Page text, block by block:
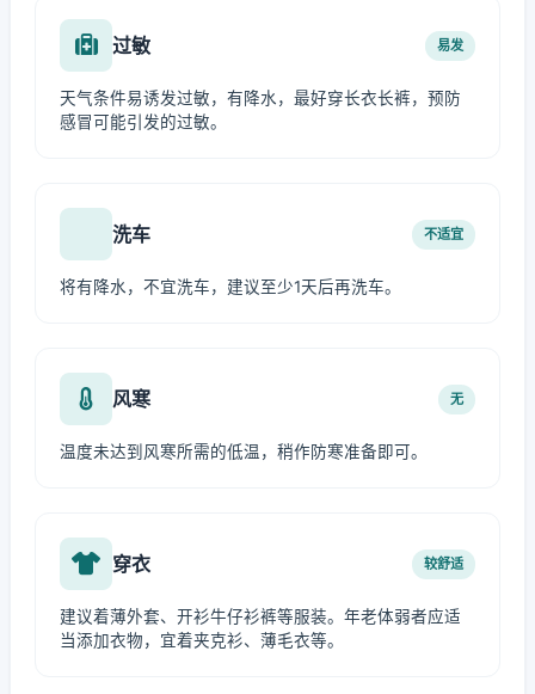
过敏 易发
天气条件易诱发过敏，有降水，最好穿长衣长裤，预防
感冒可能引发的过敏。
洗车 不适宜
将有降水，不宜洗车，建议至少1天后再洗车。
风寒 无
温度未达到风寒所需的低温，稍作防寒准备即可。
穿衣 较舒适
建议着薄外套、开衫牛仔衫裤等服装。年老体弱者应适
当添加衣物，宜着夹克衫、薄毛衣等。